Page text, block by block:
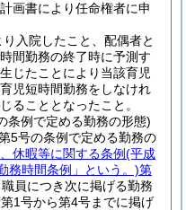
画書により任命権者に申
入院したこと、配偶者と
間勤務の終了時に予測す
じたことにより当該育児
児短時間勤務をしなけれ
ることとなったこと。
条例で定める勤務の形態)
5号の条例で定める勤務の
休暇等に関する条例(平成
務時間条例」という。)第
員につき次に掲げる勤務
1号から第4号までに掲げ